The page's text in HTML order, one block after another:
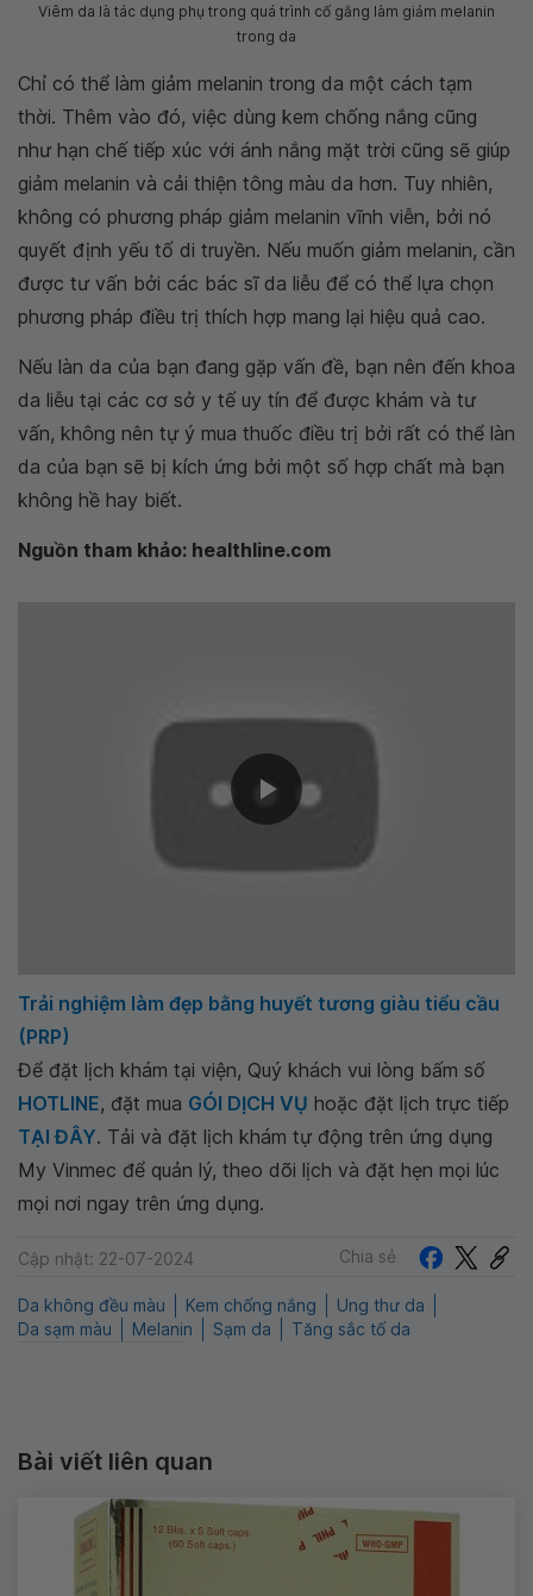
Viêm da là tác dụng phụ trong quá trình cố gắng làm giảm melanin
trong da
Chỉ có thể làm giảm melanin trong da một cách tạm
thời. Thêm vào đó, việc dùng kem chống nắng cũng
như hạn chế tiếp xúc với ánh nắng mặt trời cũng sẽ giúp
giảm melanin và cải thiện tông màu da hơn. Tuy nhiên,
không có phương pháp giảm melanin vĩnh viễn, bởi nó
quyết định yếu tố di truyền. Nếu muốn giảm melanin, cần
được tư vấn bởi các bác sĩ da liễu để có thể lựa chọn
phương pháp điều trị thích hợp mang lại hiệu quả cao.
Nếu làn da của bạn đang gặp vấn đề, bạn nên đến khoa
da liễu tại các cơ sở y tế uy tín để được khám và tư
vấn, không nên tự ý mua thuốc điều trị bởi rất có thể làn
da của bạn sẽ bị kích ứng bởi một số hợp chất mà bạn
không hề hay biết.
Nguồn tham khảo: healthline.com
Trải nghiệm làm đẹp bằng huyết tương giàu tiểu cầu
(PRP)
Để đặt lịch khám tại viện, Quý khách vui lòng bấm số
HOTLINE, đặt mua GÓI DỊCH VỤ hoặc đặt lịch trực tiếp
TẠI ĐÂY. Tải và đặt lịch khám tự động trên ứng dụng
My Vinmec để quản lý, theo dõi lịch và đặt hẹn mọi lúc
mọi nơi ngay trên ứng dụng.
Cập nhật: 22-07-2024 Chia sẻ
Da không đều màu Kem chống nắng
Ung thư da
Da sạm màu
Melanin Sạm da Tăng sắc tố da
Bài viết liên quan